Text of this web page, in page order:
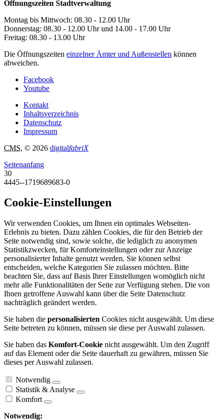
Öffnungszeiten Stadtverwaltung
Montag bis Mittwoch: 08.30 - 12.00 Uhr
Donnerstag: 08.30 - 12.00 Uhr und 14.00 - 17.00 Uhr
Freitag: 08.30 - 13.00 Uhr
Die Öffnungszeiten einzelner Ämter und Außenstellen können
abweichen.
Facebook
Youtube
Kontakt
Inhaltsverzeichnis
Datenschutz
Impressum
CMS, © 2026 digitalfabriX
Seitenanfang
30
4445--1719689683-0
Cookie-Einstellungen
Wir verwenden Cookies, um Ihnen ein optimales Webseiten-
Erlebnis zu bieten. Dazu zählen Cookies, die für den Betrieb der
Seite notwendig sind, sowie solche, die lediglich zu anonymen
Statistikzwecken, für Komforteinstellungen oder zur Anzeige
personalisierter Inhalte genutzt werden. Sie können selbst
entscheiden, welche Kategorien Sie zulassen möchten. Bitte
beachten Sie, dass auf Basis Ihrer Einstellungen womöglich nicht
mehr alle Funktionalitäten der Seite zur Verfügung stehen. Die von
Ihnen getroffene Auswahl kann über die Seite Datenschutz
nachträglich geändert werden.
Sie haben die personalisierten Cookies nicht ausgewählt. Um diese
Seite betreten zu können, müssen sie diese per Auswahl zulassen.
Sie haben das Komfort-Cookie nicht ausgewählt. Um den Zugriff
auf das Element oder die Seite dauerhaft zu gewähren, müssen Sie
dieses per Auswahl zulassen.
Notwendig
Statistik & Analyse
Komfort
Notwendig: